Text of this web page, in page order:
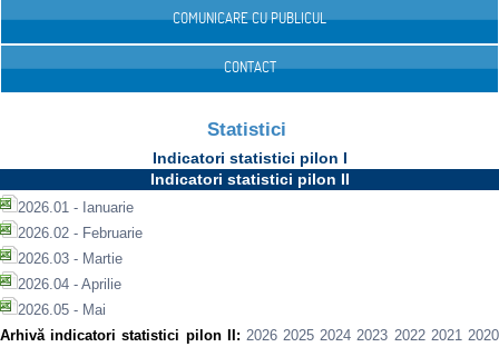
COMUNICARE CU PUBLICUL
CONTACT
Statistici
Indicatori statistici pilon I
Indicatori statistici pilon II
2026.01 - Ianuarie
2026.02 - Februarie
2026.03 - Martie
2026.04 - Aprilie
2026.05 - Mai
Arhivă indicatori statistici pilon II: 2026 2025 2024 2023 2022 2021 2020